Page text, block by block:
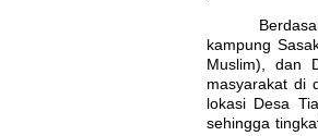
kampung
Muslim), dan
masyarakat di
lokasi Desa
sehingga